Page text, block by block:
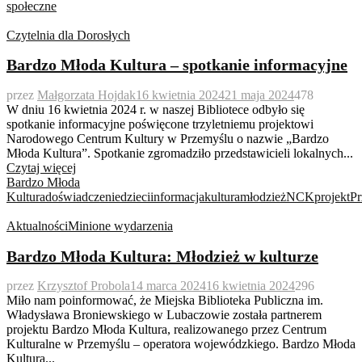
społeczne
Czytelnia dla Dorosłych
Bardzo Młoda Kultura – spotkanie informacyjne
przez Małgorzata Hojdak16 kwietnia 202421 maja 2024478
W dniu 16 kwietnia 2024 r. w naszej Bibliotece odbyło się
spotkanie informacyjne poświęcone trzyletniemu projektowi
Narodowego Centrum Kultury w Przemyślu o nazwie „Bardzo
Młoda Kultura”. Spotkanie zgromadziło przedstawicieli lokalnych...
Czytaj więcej
Bardzo Młoda
KulturadoświadczeniedzieciinformacjakulturamłodzieżNCKprojekt
AktualnościMinione wydarzenia
Bardzo Młoda Kultura: Młodzież w kulturze
przez Krzysztof Probola14 marca 202416 kwietnia 2024296
Miło nam poinformować, że Miejska Biblioteka Publiczna im.
Władysława Broniewskiego w Lubaczowie została partnerem
projektu Bardzo Młoda Kultura, realizowanego przez Centrum
Kulturalne w Przemyślu – operatora wojewódzkiego. Bardzo Młoda
Kultura...